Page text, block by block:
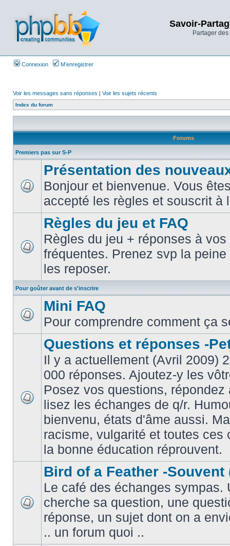
Savoir-
Partager
Connexion M’enregistrer
Voir les messages sans réponses | Voir les sujets récents
Index du forum
Forums
Premiers pas sur S-P
Présentation des
Bonjour et bienvenue. Vous
accepté les règles et souscrit à
Règles du jeu et FAQ
Règles du jeu + réponses à
fréquentes. Prenez svp la
les reposer.
Pour goûter avant de s'inscrire
Mini FAQ
Pour comprendre comment ça
Questions et réponses -
Il y a actuellement (Avril 2009)
000 réponses. Ajoutez-y les
Posez vos questions,
lisez les échanges de q/r.
bienvenu, états d'âme aussi.
racisme, vulgarité et toutes ces
la bonne éducation réprouvent.
Bird of a Feather -Souvent
Le café des échanges sympas.
cherche sa question, une
réponse, un sujet dont on a
.. un forum quoi ..